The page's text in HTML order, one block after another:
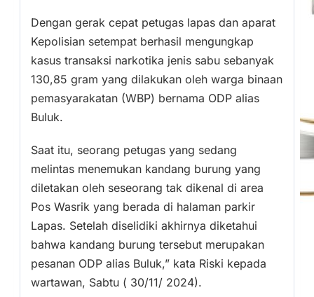
Dengan gerak cepat petugas lapas dan aparat
Kepolisian setempat berhasil mengungkap
kasus transaksi narkotika jenis sabu sebanyak
130,85 gram yang dilakukan oleh warga binaan
pemasyarakatan (WBP) bernama ODP alias
Buluk.
Saat itu, seorang petugas yang sedang
melintas menemukan kandang burung yang
diletakan oleh seseorang tak dikenal di area
Pos Wasrik yang berada di halaman parkir
Lapas. Setelah diselidiki akhirnya diketahui
bahwa kandang burung tersebut merupakan
pesanan ODP alias Buluk,” kata Riski kepada
wartawan, Sabtu ( 30/11/ 2024).